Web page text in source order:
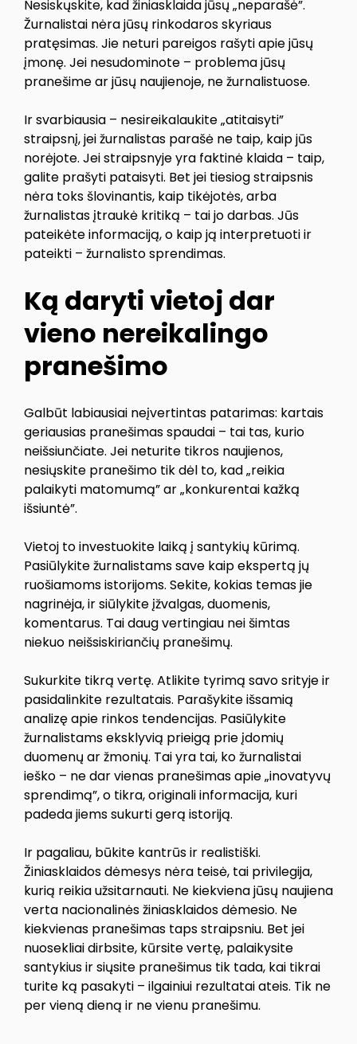
Nesiskųskite, kad žiniasklaida jūsų „neparašė”.
Žurnalistai nėra jūsų rinkodaros skyriaus
pratęsimas. Jie neturi pareigos rašyti apie jūsų
įmonę. Jei nesudominote – problema jūsų
pranešime ar jūsų naujienoje, ne žurnalistuose.
Ir svarbiausia – nesireikalaukite „atitaisyti”
straipsnį, jei žurnalistas parašė ne taip, kaip jūs
norėjote. Jei straipsnyje yra faktinė klaida – taip,
galite prašyti pataisyti. Bet jei tiesiog straipsnis
nėra toks šlovinantis, kaip tikėjotės, arba
žurnalistas įtraukė kritiką – tai jo darbas. Jūs
pateikėte informaciją, o kaip ją interpretuoti ir
pateikti – žurnalisto sprendimas.
Ką daryti vietoj dar
vieno nereikalingo
pranešimo
Galbūt labiausiai neįvertintas patarimas: kartais
geriausias pranešimas spaudai – tai tas, kurio
neišsiunčiate. Jei neturite tikros naujienos,
nesiųskite pranešimo tik dėl to, kad „reikia
palaikyti matomumą” ar „konkurentai kažką
išsiuntė”.
Vietoj to investuokite laiką į santykių kūrimą.
Pasiūlykite žurnalistams save kaip ekspertą jų
ruošiamoms istorijoms. Sekite, kokias temas jie
nagrinėja, ir siūlykite įžvalgas, duomenis,
komentarus. Tai daug vertingiau nei šimtas
niekuo neišsiskiriančių pranešimų.
Sukurkite tikrą vertę. Atlikite tyrimą savo srityje ir
pasidalinkite rezultatais. Parašykite išsamią
analizę apie rinkos tendencijas. Pasiūlykite
žurnalistams eksklyvią prieigą prie įdomių
duomenų ar žmonių. Tai yra tai, ko žurnalistai
ieško – ne dar vienas pranešimas apie „inovatyvų
sprendimą”, o tikra, originali informacija, kuri
padeda jiems sukurti gerą istoriją.
Ir pagaliau, būkite kantrūs ir realistiški.
Žiniasklaidos dėmesys nėra teisė, tai privilegija,
kurią reikia užsitarnauti. Ne kiekviena jūsų naujiena
verta nacionalinės žiniasklaidos dėmesio. Ne
kiekvienas pranešimas taps straipsniu. Bet jei
nuosekliai dirbsite, kūrsite vertę, palaikysite
santykius ir siųsite pranešimus tik tada, kai tikrai
turite ką pasakyti – ilgainiui rezultatai ateis. Tik ne
per vieną dieną ir ne vienu pranešimu.